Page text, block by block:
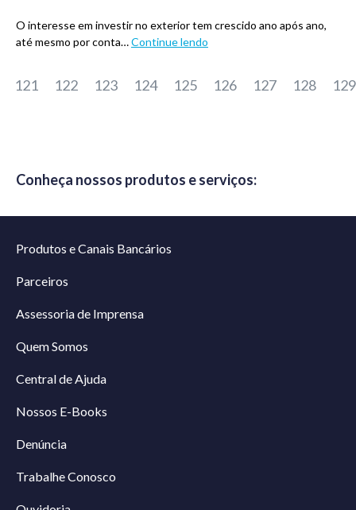
O interesse em investir no exterior tem crescido ano após ano,
até mesmo por conta…Continue lendo
121 122 123 124 125 126 127 128 129
Conheça nossos produtos e serviços:
Produtos e Canais Bancários
Parceiros
Assessoria de Imprensa
Quem Somos
Central de Ajuda
Nossos E-Books
Denúncia
Trabalhe Conosco